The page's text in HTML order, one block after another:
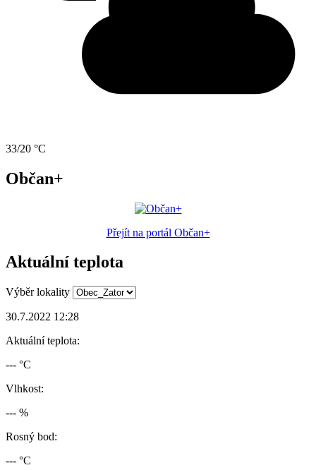
33/20 °C
Občan+
Přejít na portál Občan+
Aktuální teplota
Výběr lokality
30.7.2022 12:28
Aktuální teplota:
--- °C
Vlhkost:
--- %
Rosný bod:
--- °C